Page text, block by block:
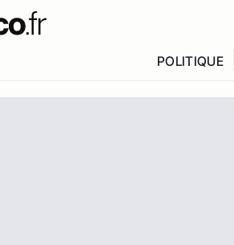
POLITIQUE